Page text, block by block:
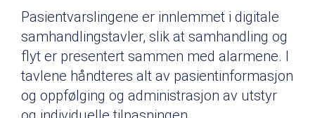
Pasientvarslingene er innlemmet i digitale
samhandlingstavler, slik at samhandling og
flyt er presentert sammen med alarmene. I
tavlene håndteres alt av pasientinformasjon
og oppfølging og administrasjon av utstyr